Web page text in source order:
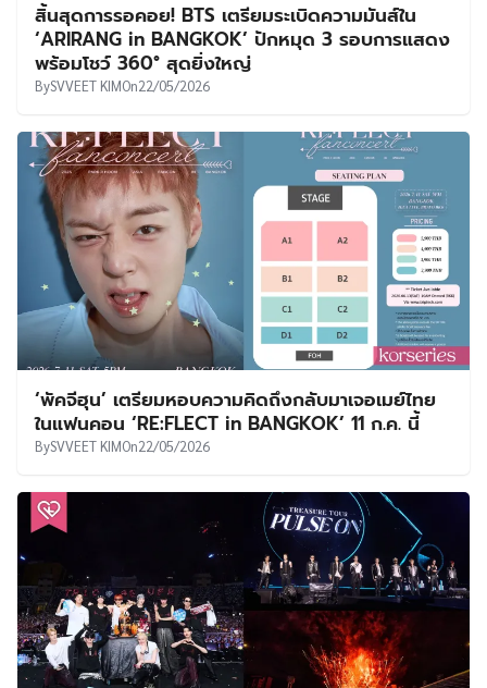
สิ้นสุดการรอคอย! BTS เตรียมระเบิดความมันส์ใน
‘ARIRANG in BANGKOK’ ปักหมุด 3 รอบการแสดง
พร้อมโชว์ 360° สุดยิ่งใหญ่
BySVVEET KIMOn22/05/2026
‘พัคจีฮุน’ เตรียมหอบความคิดถึงกลับมาเจอเมย์ไทย
ในแฟนคอน ‘RE:FLECT in BANGKOK’ 11 ก.ค. นี้
BySVVEET KIMOn22/05/2026